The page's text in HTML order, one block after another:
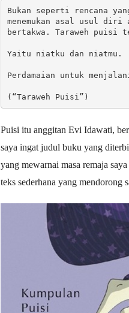
Bukan seperti rencana
menemukan asal usul diri
bertakwa. Taraweh puisi
Yaitu niatku dan niatmu.
Perdamaian untuk
(“Taraweh Puisi”)
Puisi itu anggitan Evi Idawati,
saya ingat judul buku yang
yang mewarnai masa remaja saya
teks sederhana yang mendorong